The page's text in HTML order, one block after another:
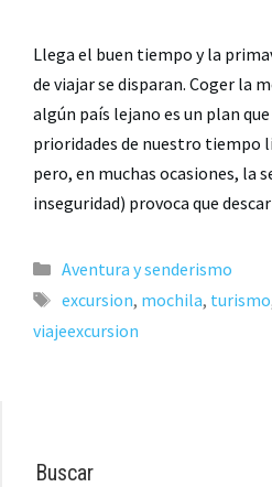
Llega el buen tiempo y la
de viajar se disparan. Coger la
algún país lejano es un plan
prioridades de nuestro tiempo
pero, en muchas ocasiones, la
inseguridad) provoca que
Aventura y senderismo
excursion, mochila, turismo
viajeexcursion
Buscar